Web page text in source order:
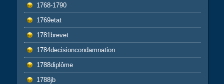
1768-1790
1769etat
1781brevet
1784decisioncondamnation
1788diplôme
1788jb